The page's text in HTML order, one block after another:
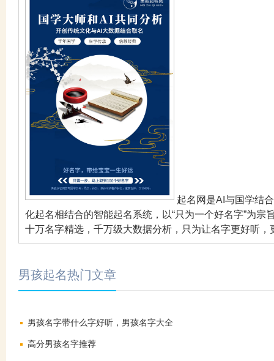
起名网是AI与国学结
化起名相结合的智能起名系统，以“只为一个好名字”为
十万名字精选，千万级大数据分析，只为让名字更好听，
男孩起名热门文章
男孩名字带什么字好听，男孩名字大全
高分男孩名字推荐